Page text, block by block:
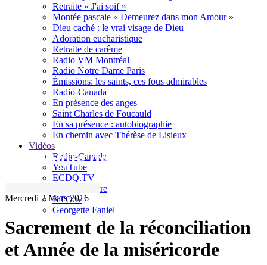
Retraite « J'ai soif »
Montée pascale « Demeurez dans mon Amour »
Dieu caché : le vrai visage de Dieu
Adoration eucharistique
Retraite de carême
Radio VM Montréal
Radio Notre Dame Paris
Émissions: les saints, ces fous admirables
Radio-Canada
En présence des anges
Saint Charles de Foucauld
En sa présence : autobiographie
En chemin avec Thérèse de Lisieux
Vidéos
Radio-Canada
YouTube
ECDQ.TV
Sel et Lumière
KTO.tv
Georgette Faniel
Le blogue de Jacques Gauthier
Mercredi 2 Mars 2016
Sacrement de la réconciliation
et Année de la miséricorde